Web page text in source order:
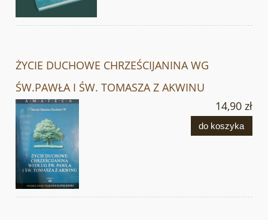
ŻYCIE DUCHOWE CHRZEŚCIJANINA WG
ŚW.PAWŁA I ŚW. TOMASZA Z AKWINU
14,90 zł
do koszyka